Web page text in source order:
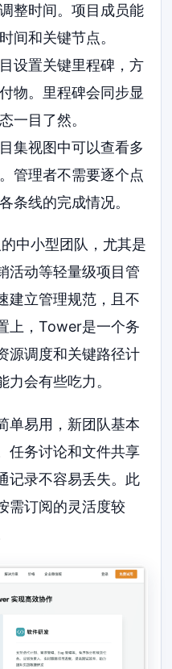
整时间。项目成员能
间和关键节点。
设置关键里程碑，方
物。里程碑会同步显
一目了然。
集视图中可以查看多
管理者不需要逐个点
条线的完成情况。
中小型团队，尤其是
活动等轻量级项目管
建立管理规范，且不
上，Tower是一个务
源调度和关键路径计
会有些吃力。
单易用，新团队基本
任务讨论和文件共享
记录不容易丢失。此
需订阅的灵活度较